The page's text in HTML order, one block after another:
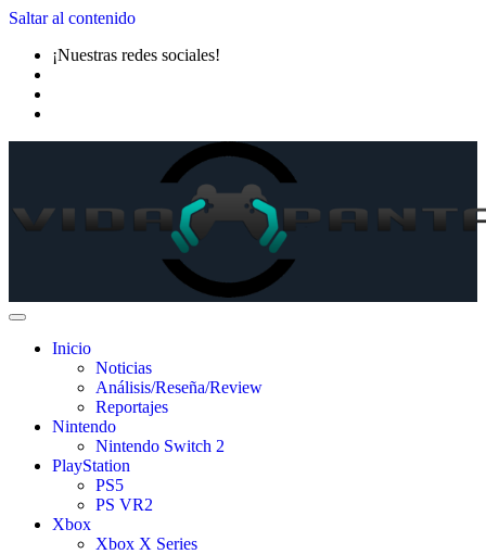
Saltar al contenido
¡Nuestras redes sociales!
Inicio
Noticias
Análisis/Reseña/Review
Reportajes
Nintendo
Nintendo Switch 2
PlayStation
PS5
PS VR2
Xbox
Xbox X Series